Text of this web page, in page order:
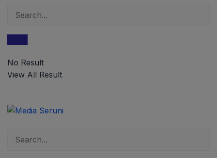
No Result
View All Result